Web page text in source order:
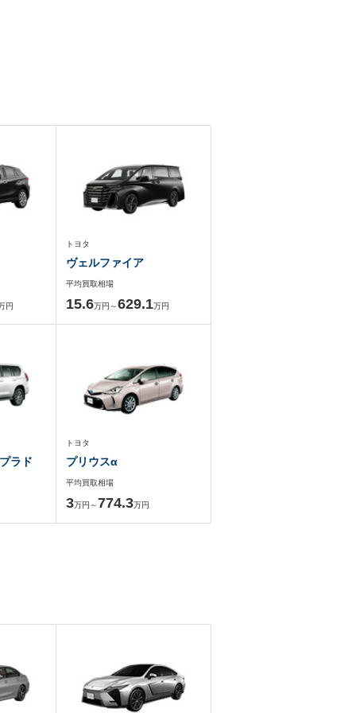
円
トヨタ
ヴェルファイア
平均買取相場
15.6万円～629.1万円
ラド
トヨタ
プリウスα
平均買取相場
3万円～774.3万円